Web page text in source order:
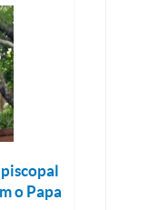
o Papa